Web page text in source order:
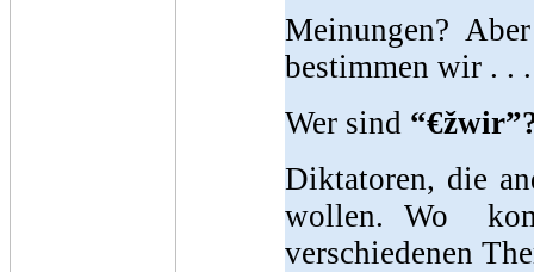
Meinungen?
bestimmen wir . . .
Wer sind
Diktatoren, die
wollen. Wo
verschiedenen